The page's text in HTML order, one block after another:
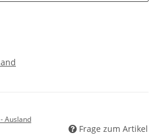
Ausland
Frage zum Artikel